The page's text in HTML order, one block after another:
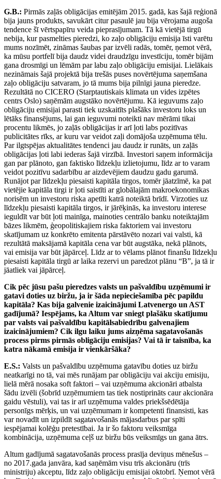
G.B.: Pirmās zaļās obligācijas emitējām 2015. gadā, kas šajā reģionā
bija jauns produkts, savukārt citur pasaulē jau bija vērojama augoša
tendence šī vērtspapīru veida pieprasījumam. Tā kā vietējā tirgū
nebija, kur pasmelties pieredzi, ko zaļo obligāciju emisija īsti varētu
mums nozīmēt, zināmas šaubas par izvēli radās, tomēr, ņemot vērā,
ka mūsu portfelī bija daudz videi draudzīgu investīciju, tomēr bijām
gana drosmīgi un lēmām par labu zaļo obligāciju emisijai. Lielākais
nezināmais šajā projektā bija trešās puses novērtējuma saņemšana
zaļo obligāciju satvaram, jo tā mums bija pilnīgi jauna pieredze.
Rezultātā no CICERO (Starptautiskais klimata un vides izpētes
centrs Oslo) saņēmām augstāko novērtējumu. Kā ieguvums zaļo
obligāciju emisijai parasti tiek uzskaitīts plašāks investoru loks un
lētāks finansējums, lai gan ieguvumi noteikti nav mērāmi tikai
procentu likmēs, jo zaļās obligācijas ir arī ļoti labs pozitīvas
publicitātes rīks, ar kuru var veidot zaļi domājoša uzņēmuma tēlu.
Par ilgtspējas aktualitātes tendenci jau daudz ir runāts, un zaļās
obligācijas ļoti labi iederas šajā virzībā. Investori saņem informācija
gan par plānoto, gan faktisko līdzekļu izlietojumu, līdz ar to varam
veidot pozitīvu sadarbību ar aizdevējiem daudzu gadu garumā.
Runājot par līdzekļu piesaisti kapitāla tirgos, tomēr jāatzīmē, ka pat
vietējie kapitāla tirgi ir ļoti saistīti ar globālajām makroekonomikas
norisēm un investoru riska apetīti katrā noteiktā brīdī. Virzoties uz
līdzekļu piesaisti kapitāla tirgos, ir jārēķinās, ka investoru interese
ieguldīt var būt ļoti mainīga, mainoties centrālo banku noteiktajām
bāzes likmēm, ģeopolitiskajiem riska faktoriem vai investoru
skatījumam uz konkrēto emitenta pārstāvēto nozari vai valsti, kā
rezultātā maksājamā kapitāla cena var būt augstāka, nekā plānots,
vai emisija var būt jāpārceļ. Līdz ar to vēlams plānot finanšu līdzekļu
piesaisti kapitāla tirgū ar laika rezervi un paredzot plānu “B”, ja tā ir
jāatliek vai jāpārceļ.
Cik pēc jūsu pašu pieredzes valsts un pašvaldību uzņēmumi ir
gatavi doties uz biržu, ja ir šāda nepieciešamība pēc papildu
kapitāla? Kas bija galvenie izaicinājumi Latvenergo un AST
gadījumā? Iespējams, ka Altum var sniegt plašāku skatījumu
par valsts vai pašvaldību kapitālsabiedrību galvenajiem
izaicinājumiem? Cik ilgu laiku jums aizņēma sagatavošanās
process pirms pirmās obligāciju emisijas? Vai tā ir taisnība, ka
katra nākamā emisija ir vienkāršāka?
E.S.: Valsts un pašvaldību uzņēmuma gatavību doties uz biržu
neatkarīgi no tā, vai mēs runājam par obligāciju vai akciju emisiju,
lielā mērā nosaka soft faktori – vai uzņēmuma akcionāri atbalsta
šādu izvēli (šobrīd uzņēmumiem tas tiek nostiprināts caur akcionāra
gaidu vēstuli), vai tas ir arī uzņēmuma valdes priekšsēdētāja
personīgs mērķis, un vai uzņēmumam ir kompetenti finansisti, kas
var novadīt un izpildīt sagatavošanās mājasdarbus par spīti
iespējamai kolēģu pretestībai. Ja ir šo faktoru veiksmīga
kombinācija, uzņēmuma ceļš uz biržu būs veiksmīgs un gana ātrs.
Altum gadījumā sagatavošanās process prasīja deviņus mēnešus –
no 2017.gada janvāra, kad saņēmām visu trīs akcionāru (trīs
ministriju) akceptu, līdz zaļo obligāciju emisijai oktobrī. Ņemot vērā